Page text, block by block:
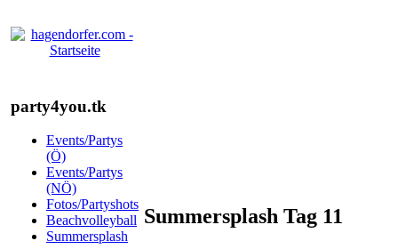
party4you.tk
Events/Partys
(Ö)
Events/Partys
(NÖ)
Fotos/Partyshots
Beachvolleyball
Summersplash
Summersplash Tag 11